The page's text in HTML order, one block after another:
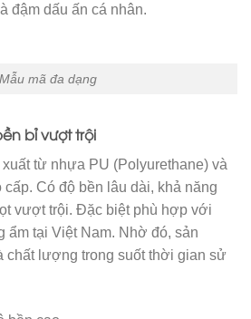
đậm dấu ấn cá nhân.
Mẫu mã đa dạng
bỉ vượt trội
từ nhựa PU (Polyurethane) và
Có độ bền lâu dài, khả năng
vượt trội. Đặc biệt phù hợp với
ẩm tại Việt Nam. Nhờ đó, sản
chất lượng trong suốt thời gian sử